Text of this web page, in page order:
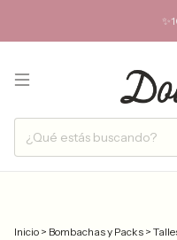
✨10% DE
Inicio > Bombachas y Packs >